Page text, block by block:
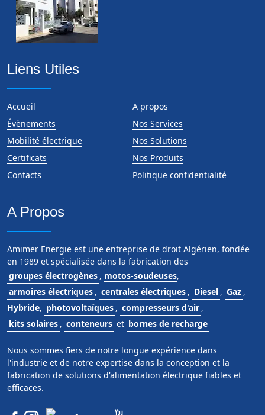
Liens Utiles
Accueil
A propos
Évènements
Nos Services
Mobilité électrique
Nos Solutions
Certificats
Nos Produits
Contacts
Politique confidentialité
A Propos
Amimer Energie est une entreprise de droit Algérien, fondée
en 1989 et spécialisée dans la fabrication des
groupes électrogènes , motos-soudeuses,
armoires électriques , centrales électriques , Diesel , Gaz ,
Hybride, photovoltaïques , compresseurs d'air ,
kits solaires , conteneurs et bornes de recharge
Nous sommes fiers de notre longue expérience dans
l'industrie et de notre expertise dans la conception et la
fabrication de solutions d'alimentation électrique fiables et
efficaces.